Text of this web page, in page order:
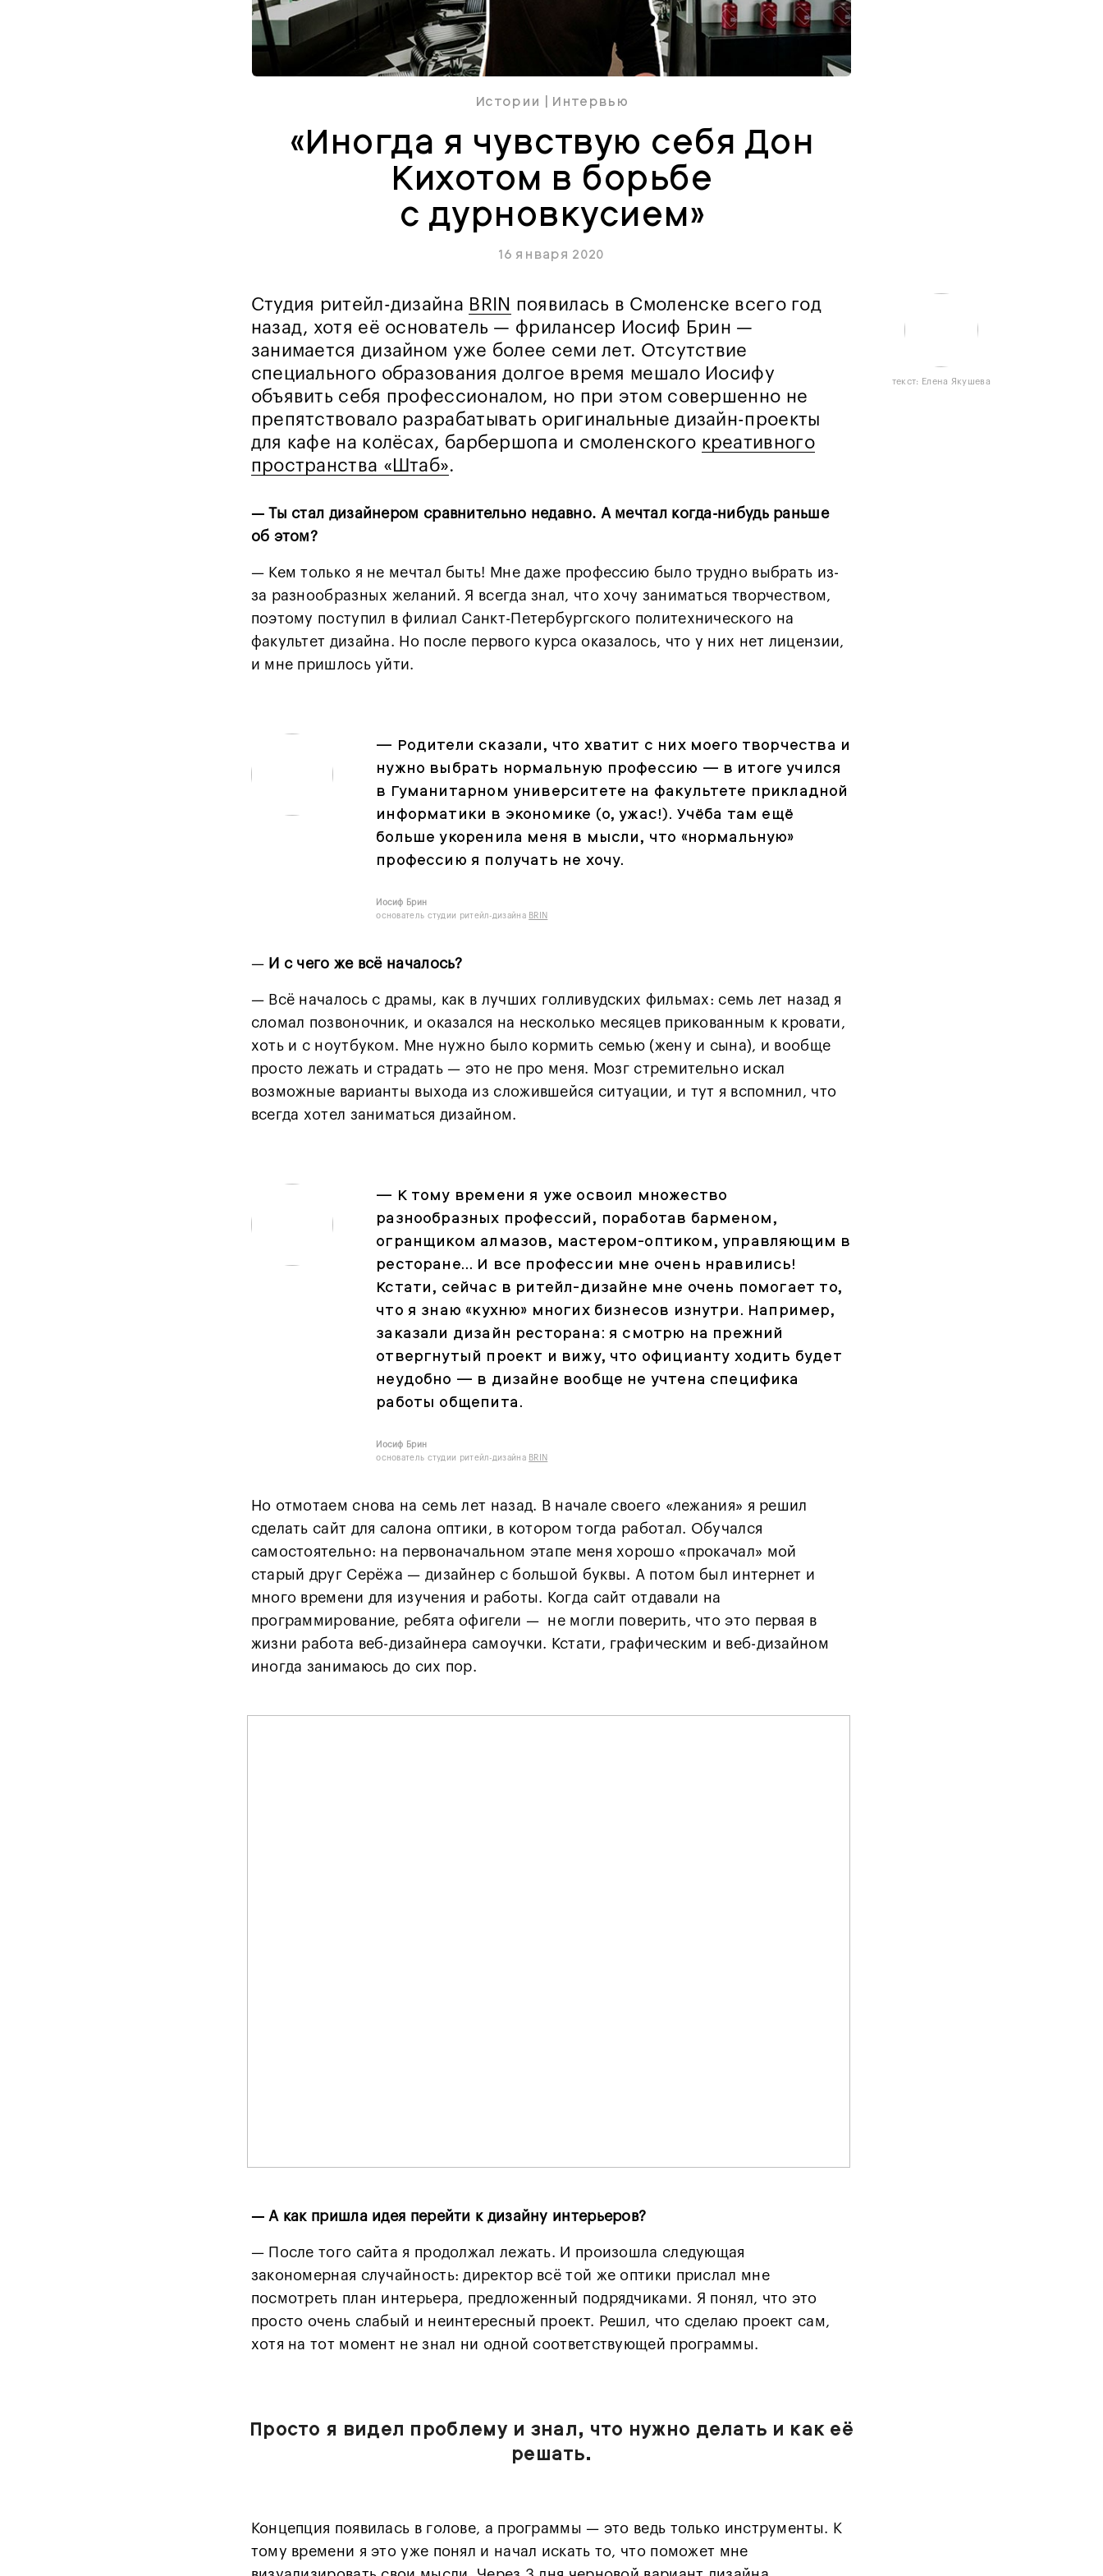
Истории Интервью
«Иногда я чувствую себя Дон
Кихотом в борьбе
с дурновкусием»
16 января 2020
Студия ритейл-дизайна BRIN появилась в Смоленске всего год
назад, хотя её основатель — фрилансер Иосиф Брин —
занимается дизайном уже более семи лет. Отсутствие
специального образования долгое время мешало Иосифу
объявить себя профессионалом, но при этом совершенно не
препятствовало разрабатывать оригинальные дизайн-проекты
для кафе на колёсах, барбершопа и смоленского креативного
пространства «Штаб».
текст: Елена Якушева
— Ты стал дизайнером сравнительно недавно. А мечтал когда-нибудь раньше
об этом?
— Кем только я не мечтал быть! Мне даже профессию было трудно выбрать из-
за разнообразных желаний. Я всегда знал, что хочу заниматься творчеством,
поэтому поступил в филиал Санкт-Петербургского политехнического на
факультет дизайна. Но после первого курса оказалось, что у них нет лицензии,
и мне пришлось уйти.
— Родители сказали, что хватит с них моего творчества и
нужно выбрать нормальную профессию — в итоге учился
в Гуманитарном университете на факультете прикладной
информатики в экономике (о, ужас!). Учёба там ещё
больше укоренила меня в мысли, что «нормальную»
профессию я получать не хочу.
Иосиф Брин
основатель студии ритейл-дизайна BRIN
— И с чего же всё началось?
— Всё началось с драмы, как в лучших голливудских фильмах: семь лет назад я
сломал позвоночник, и оказался на несколько месяцев прикованным к кровати,
хоть и с ноутбуком. Мне нужно было кормить семью (жену и сына), и вообще
просто лежать и страдать — это не про меня. Мозг стремительно искал
возможные варианты выхода из сложившейся ситуации, и тут я вспомнил, что
всегда хотел заниматься дизайном.
— К тому времени я уже освоил множество
разнообразных профессий, поработав барменом,
огранщиком алмазов, мастером-оптиком, управляющим в
ресторане… И все профессии мне очень нравились!
Кстати, сейчас в ритейл-дизайне мне очень помогает то,
что я знаю «кухню» многих бизнесов изнутри. Например,
заказали дизайн ресторана: я смотрю на прежний
отвергнутый проект и вижу, что официанту ходить будет
неудобно — в дизайне вообще не учтена специфика
работы общепита.
Иосиф Брин
основатель студии ритейл-дизайна BRIN
Но отмотаем снова на семь лет назад. В начале своего «лежания» я решил
сделать сайт для салона оптики, в котором тогда работал. Обучался
самостоятельно: на первоначальном этапе меня хорошо «прокачал» мой
старый друг Серёжа — дизайнер с большой буквы. А потом был интернет и
много времени для изучения и работы. Когда сайт отдавали на
программирование, ребята офигели — не могли поверить, что это первая в
жизни работа веб-дизайнера самоучки. Кстати, графическим и веб-дизайном
иногда занимаюсь до сих пор.
— А как пришла идея перейти к дизайну интерьеров?
— После того сайта я продолжал лежать. И произошла следующая
закономерная случайность: директор всё той же оптики прислал мне
посмотреть план интерьера, предложенный подрядчиками. Я понял, что это
просто очень слабый и неинтересный проект. Решил, что сделаю проект сам,
хотя на тот момент не знал ни одной соответствующей программы.
Просто я видел проблему и знал, что нужно делать и как её
решать.
Концепция появилась в голове, а программы — это ведь только инструменты. К
тому времени я это уже понял и начал искать то, что поможет мне